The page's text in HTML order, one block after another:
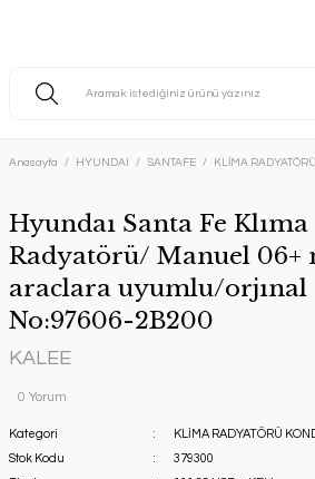
Anasayfa HYUNDAI SANTAFE KLİMA
Hyundaı Santa Fe Klıma
Radyatörü/ Manuel 06+
araclara uyumlu/orjınal
No:97606-2B200
KALEE
0 Yorum
Kategori
KLİMA RADYATÖRÜ
Stok Kodu
379300